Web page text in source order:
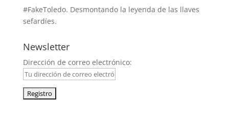
#FakeToledo. Desmontando la leyenda de las llaves
sefardíes.
Newsletter
Dirección de correo electrónico: